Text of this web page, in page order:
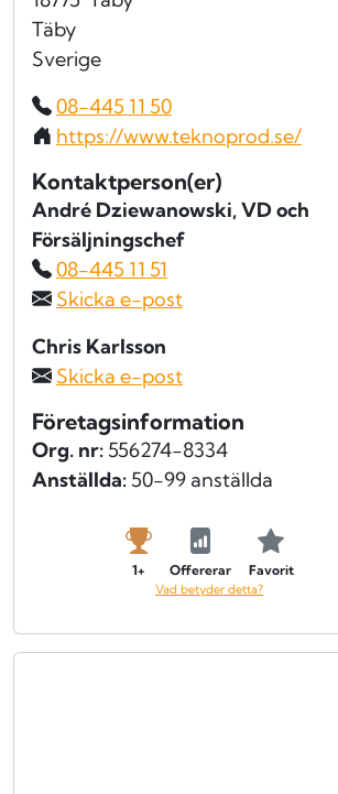
Täby
Sverige
08-445 11 50
https://www.teknoprod.se/
Kontaktperson(er)
André Dziewanowski, VD och
Försäljningschef
08-445 11 51
Skicka e-post
Chris Karlsson
Skicka e-post
Företagsinformation
Org. nr: 556274-8334
Anställda: 50-99 anställda
1+ Offererar Favorit
Vad betyder detta?